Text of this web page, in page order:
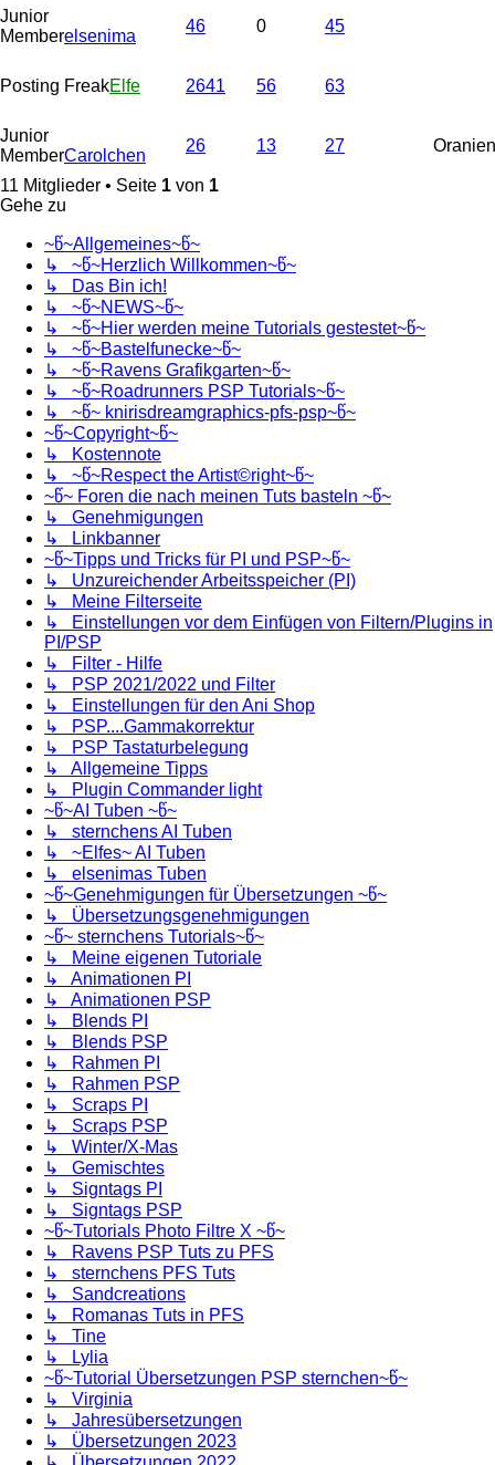
Junior
Memberelsenima
46 0 45
Posting FreakElfe 2641 56 63
Junior
MemberCarolchen
26 13 27
11 Mitglieder • Seite 1 von 1
Gehe zu
~წ~Allgemeines~წ~
↳ ~წ~Herzlich Willkommen~წ~
↳ Das Bin ich!
↳ ~წ~NEWS~წ~
↳ ~წ~Hier werden meine Tutorials gestestet~წ~
↳ ~წ~Bastelfunecke~წ~
↳ ~წ~Ravens Grafikgarten~წ~
↳ ~წ~Roadrunners PSP Tutorials~წ~
↳ ~წ~ knirisdreamgraphics-pfs-psp~წ~
~წ~Copyright~წ~
↳ Kostennote
↳ ~წ~Respect the Artist©right~წ~
~წ~ Foren die nach meinen Tuts basteln ~წ~
↳ Genehmigungen
↳ Linkbanner
~წ~Tipps und Tricks für PI und PSP~წ~
↳ Unzureichender Arbeitsspeicher (PI)
↳ Meine Filterseite
↳ Einstellungen vor dem Einfügen von Filtern/Plugins in
PI/PSP
↳ Filter - Hilfe
↳ PSP 2021/2022 und Filter
↳ Einstellungen für den Ani Shop
↳ PSP....Gammakorrektur
↳ PSP Tastaturbelegung
↳ Allgemeine Tipps
↳ Plugin Commander light
~წ~AI Tuben ~წ~
↳ sternchens AI Tuben
↳ ~Elfes~ AI Tuben
↳ elsenimas Tuben
~წ~Genehmigungen für Übersetzungen ~წ~
↳ Übersetzungsgenehmigungen
~წ~ sternchens Tutorials~წ~
↳ Meine eigenen Tutoriale
↳ Animationen PI
↳ Animationen PSP
↳ Blends PI
↳ Blends PSP
↳ Rahmen PI
↳ Rahmen PSP
↳ Scraps PI
↳ Scraps PSP
↳ Winter/X-Mas
↳ Gemischtes
↳ Signtags PI
↳ Signtags PSP
~წ~Tutorials Photo Filtre X ~წ~
↳ Ravens PSP Tuts zu PFS
↳ sternchens PFS Tuts
↳ Sandcreations
↳ Romanas Tuts in PFS
↳ Tine
↳ Lylia
~წ~Tutorial Übersetzungen PSP sternchen~წ~
↳ Virginia
↳ Jahresübersetzungen
↳ Übersetzungen 2023